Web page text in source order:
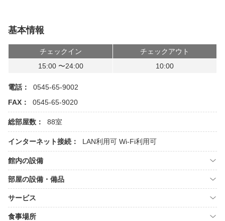
基本情報
チェックイン
チェックアウト
15:00 〜24:00
10:00
電話：
0545-65-9002
FAX：
0545-65-9020
総部屋数： 88室
インターネット接続： LAN利用可 Wi-Fi利用可
館内の設備
部屋の設備・備品
サービス
食事場所